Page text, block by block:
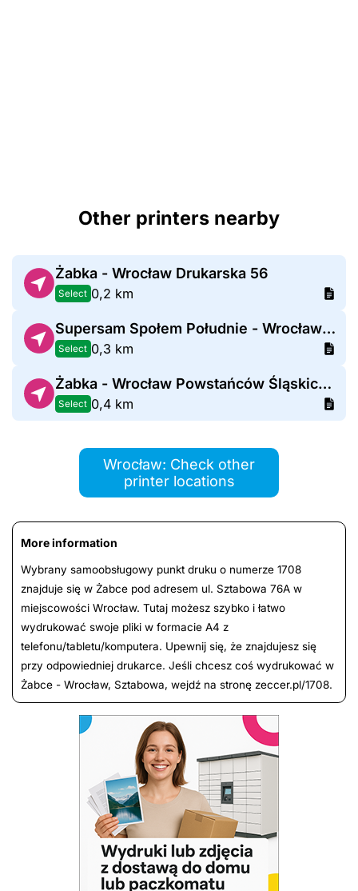
Other printers nearby
Żabka - Wrocław Drukarska 56
Select 0,2 km
Supersam Społem Południe - Wrocław Drukarska
Select 0,3 km
Żabka - Wrocław Powstańców Śląskich 1
Select 0,4 km
Wrocław: Check other
printer locations
More information
Wybrany samoobsługowy punkt druku o numerze 1708
znajduje się w Żabce pod adresem ul. Sztabowa 76A w
miejscowości Wrocław. Tutaj możesz szybko i łatwo
wydrukować swoje pliki w formacie A4 z
telefonu/tabletu/komputera. Upewnij się, że znajdujesz się
przy odpowiedniej drukarce. Jeśli chcesz coś wydrukować w
Żabce - Wrocław, Sztabowa, wejdź na stronę zeccer.pl/1708.